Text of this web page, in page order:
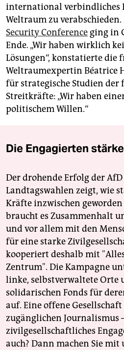
international verbindliches
Weltraum zu verabschieden.
Security Conference ging in
Ende. „Wir haben wirklich
Lösungen“, konstatierte die
Weltraumexpertin Béatrice
für strategische Studien der
Streitkräfte: „Wir haben
politischem Willen.“
Die Engagierten
Der drohende Erfolg der
Landtagswahlen zeigt, wie
Kräfte inzwischen
braucht es Zusammenhalt
und vor allem mit den
für eine starke
kooperiert deshalb mit
Zentrum". Die Kampagne
linke, selbstverwaltete Orte
solidarischen Fonds für
auf. Eine offene
zugänglichen Journalismus
zivilgesellschaftliches
auch? Dann machen Sie